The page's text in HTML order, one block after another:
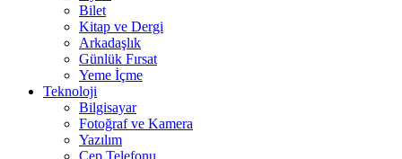
Bilet
Kitap ve Dergi
Arkadaşlık
Günlük Fırsat
Yeme İçme
Teknoloji
Bilgisayar
Fotoğraf ve Kamera
Yazılım
Cep Telefonu